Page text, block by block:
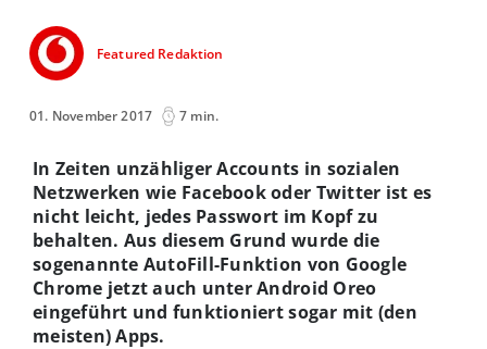
Featured Redaktion
01. November 2017 7 min.
In Zeiten unzähliger Accounts in sozialen
Netzwerken wie Facebook oder Twitter ist es
nicht leicht, jedes Passwort im Kopf zu
behalten. Aus diesem Grund wurde die
sogenannte AutoFill-Funktion von Google
Chrome jetzt auch unter Android Oreo
eingeführt und funktioniert sogar mit (den
meisten) Apps.